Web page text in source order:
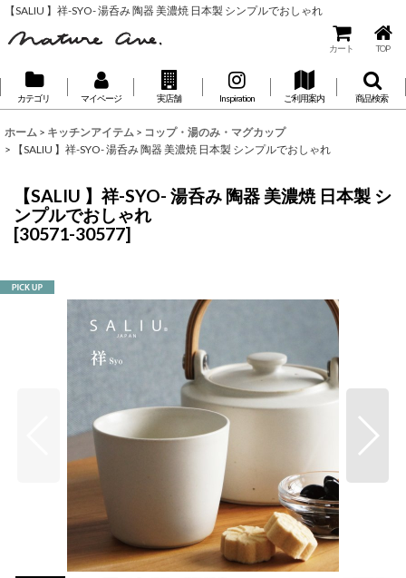
【SALIU 】祥-SYO- 湯呑み 陶器 美濃焼 日本製 シンプルでおしゃれ
カート TOP
カテゴリ マイページ 実店舗 Inspiration ご利用案内 商品検索
ホーム > キッチンアイテム > コップ・湯のみ・マグカップ
>
【SALIU 】祥-SYO- 湯呑み 陶器 美濃焼 日本製 シンプルでおしゃれ
【SALIU 】祥-SYO- 湯呑み 陶器 美濃焼 日本製 シ
ンプルでおしゃれ
[30571-30577]